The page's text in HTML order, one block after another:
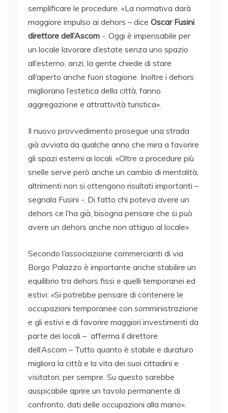
semplificare le procedure. «La normativa darà
maggiore impulso ai dehors – dice Oscar Fusini
direttore dell’Ascom -. Oggi è impensabile per
un locale lavorare d’estate senza uno spazio
all’esterno, anzi, la gente chiede di stare
all’aperto anche fuori stagione. Inoltre i dehors
migliorano l’estetica della città, fanno
aggregazione e attrattività turistica».
Il nuovo provvedimento prosegue una strada
già avviata da qualche anno che mira a favorire
gli spazi esterni ai locali. «Oltre a procedure più
snelle serve però anche un cambio di mentalità,
altrimenti non si ottengono risultati importanti –
segnala Fusini -. Di fatto chi poteva avere un
dehors ce l’ha già, bisogna pensare che si può
avere un dehors anche non attiguo al locale».
Secondo l’associazione commercianti di via
Borgo Palazzo è importante anche stabilire un
equilibrio tra dehors fissi e quelli temporanei ed
estivi: «Si potrebbe pensare di contenere le
occupazioni temporanee con somministrazione
e gli estivi e di favorire maggiori investimenti da
parte dei locali – afferma il direttore
dell’Ascom – Tutto quanto è stabile e duraturo
migliora la città e la vita dei suoi cittadini e
visitatori, per sempre. Su questo sarebbe
auspicabile aprire un tavolo permanente di
confronto, dati delle occupazioni alla mano».